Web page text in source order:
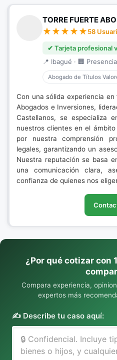
TORRE FUERTE
58
✔ Tarjeta profesional
📍 Ibagué · 🏢
Abogado de Títulos
Con una sólida experiencia en
Abogados e Inversiones,
Castellanos, se especializa
nuestros clientes en el
por nuestra comprensión
legales, garantizando un
Nuestra reputación se basa
una comunicación clara,
confianza de quienes nos
¿Por qué cotizar con
Compara experiencia,
expertos más
✍️ Describe tu caso aquí: